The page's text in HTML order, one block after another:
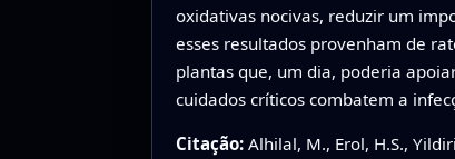
oxidativas nocivas, reduzir um
esses resultados provenham de
plantas que, um dia, poderia
cuidados críticos combatem a
Citação: Alhilal, M., Erol, H.S.,